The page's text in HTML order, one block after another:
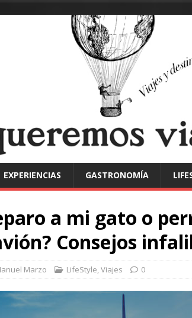
EXPERIENCIAS GASTRONOMÍA
a mi gato o
Consejos
Marzo LifeStyle,Viajes 0